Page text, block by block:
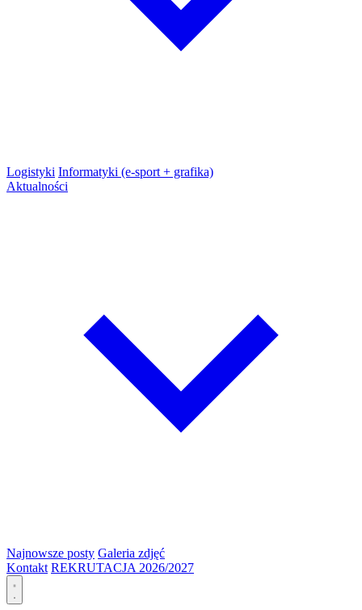
Logistyki Informatyki (e-sport + grafika)
Aktualności
Najnowsze posty Galeria zdjęć
Kontakt REKRUTACJA 2026/2027